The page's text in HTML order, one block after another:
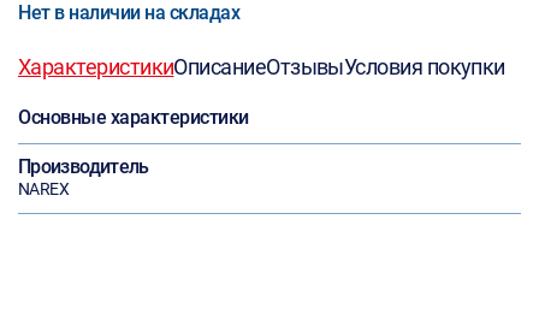
Нет в наличии на складах
ХарактеристикиОписаниеОтзывыУсловия покупки
Основные характеристики
Производитель
NAREX